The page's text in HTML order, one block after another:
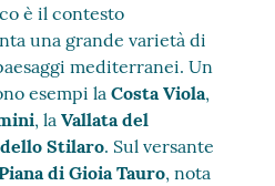
è il contesto
una grande varietà di
mediterranei. Un
esempi laCosta Viola,
, laVallata del
Stilaro. Sul versante
di Gioia Tauro, nota